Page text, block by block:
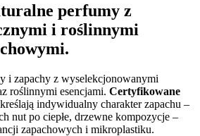
perfumy z
i roślinnymi
i zapachy z wyselekcjonowanymi
roślinnymi esencjami. Certyfikowane
indywidualny charakter zapachu –
nut po ciepłe, drzewne kompozycje –
zapachowych i mikroplastiku.